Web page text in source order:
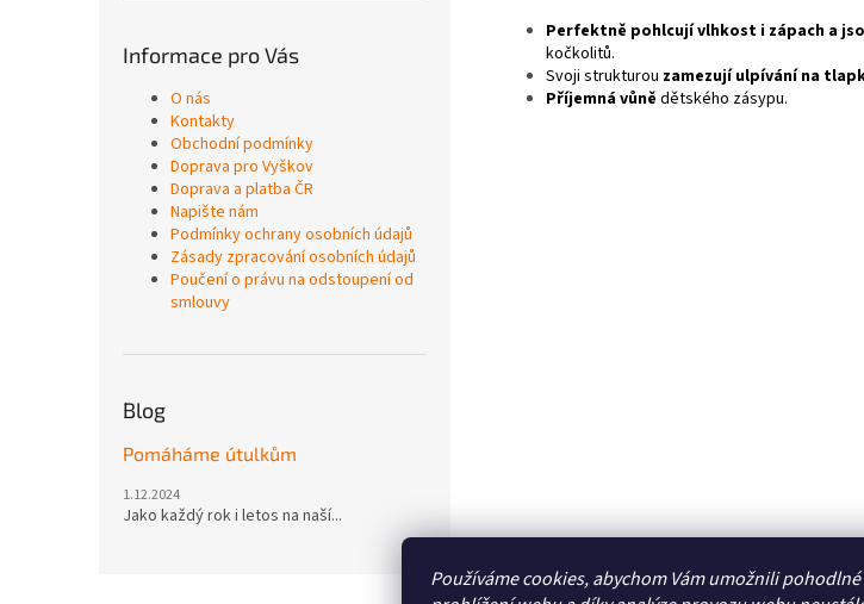
Používáme cookies, abychom Vám umožnili pohodlné
Informace pro Vás
O nás
Kontakty
Obchodní podmínky
Doprava pro Vyškov
Doprava a platba ČR
Napište nám
Podmínky ochrany osobních údajů
Zásady zpracování osobních údajů
Poučení o právu na odstoupení od
smlouvy
Blog
Pomáháme útulkům
1.12.2024
Jako každý rok i letos na naší...
Perfektně pohlcují vlhkost i zápach a
kočkolitů.
Svoji strukturou zamezují ulpívání na
Příjemná vůně dětského zásypu.